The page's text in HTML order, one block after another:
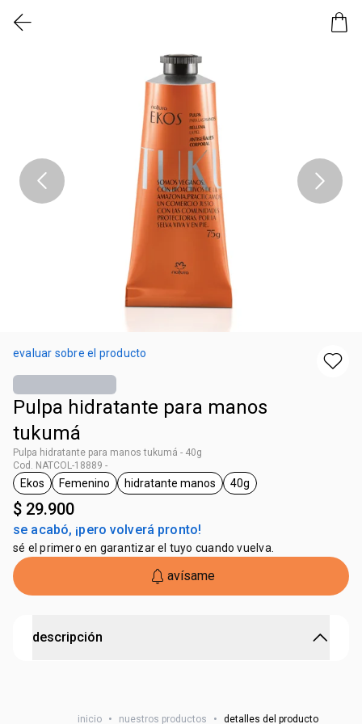
evaluar sobre el producto
Pulpa hidratante para manos
tukumá
Pulpa hidratante para manos tukumá - 40g
Cod. NATCOL-18889 -
general.tag Ekos
Ekos
general.tag Femenino
Femenino
general.tag hidratante manos
hidratante manos
general.tag 40g
40g
$ 29.900
se acabó, ¡pero volverá pronto!
sé el primero en garantizar el tuyo cuando vuelva.
avísame
descripción
inicio • nuestros productos • detalles del producto